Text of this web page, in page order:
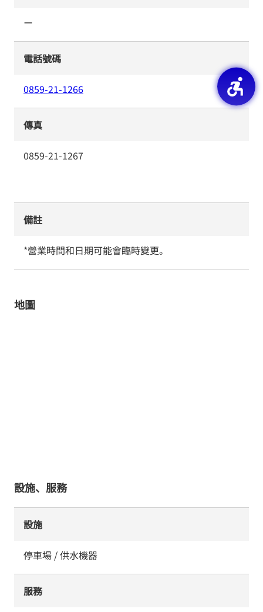
ー
電話號碼
0859-21-1266
傳真
0859-21-1267
備註
*營業時間和日期可能會臨時變更。
地圖
設施、服務
設施
停車場 / 供水機器
服務